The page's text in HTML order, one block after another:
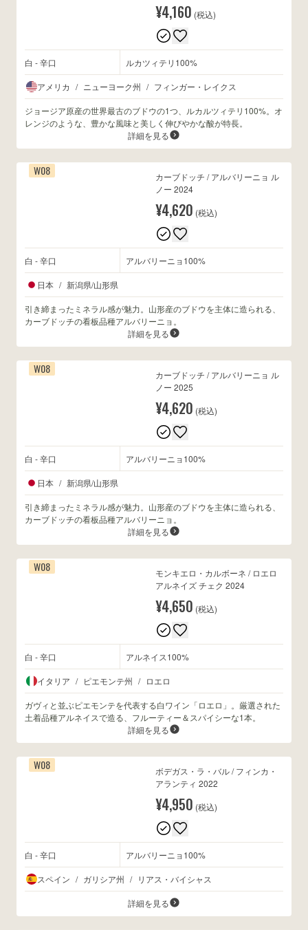
¥4,160 (税込)
白 - 辛口 ルカツィテリ100%
アメリカ / ニューヨーク州 / フィンガー・レイクス
ジョージア原産の世界最古のブドウの1つ、ルカルツィテリ100%。オ
レンジのような、豊かな風味と美しく伸びやかな酸が特長。
詳細を見る
W08
カーブドッチ / アルバリーニョ ル
ノー 2024
¥4,620 (税込)
白 - 辛口 アルバリーニョ100%
日本 / 新潟県/山形県
引き締まったミネラル感が魅力。山形産のブドウを主体に造られる、
カーブドッチの看板品種アルバリーニョ。
詳細を見る
W08
カーブドッチ / アルバリーニョ ル
ノー 2025
¥4,620 (税込)
白 - 辛口 アルバリーニョ100%
日本 / 新潟県/山形県
引き締まったミネラル感が魅力。山形産のブドウを主体に造られる、
カーブドッチの看板品種アルバリーニョ。
詳細を見る
W08
モンキエロ・カルボーネ / ロエロ
アルネイズ チェク 2024
¥4,650 (税込)
白 - 辛口 アルネイス100%
イタリア / ピエモンテ州 / ロエロ
ガヴィと並ぶピエモンテを代表する白ワイン「ロエロ」。厳選された
土着品種アルネイスで造る、フルーティー＆スパイシーな1本。
詳細を見る
W08
ボデガス・ラ・バル / フィンカ・
アランティ 2022
¥4,950 (税込)
白 - 辛口 アルバリーニョ100%
スペイン / ガリシア州 / リアス・バイシャス
詳細を見る